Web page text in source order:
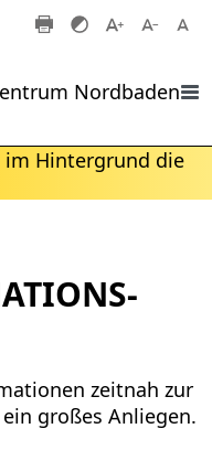
Nordbaden
zeitnah zur
großes Anliegen.